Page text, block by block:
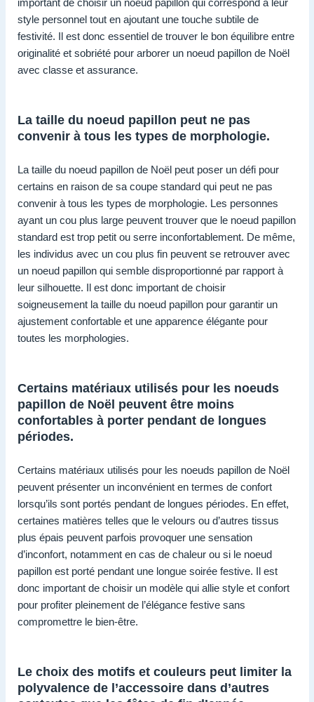
important de choisir un noeud papillon qui correspond à leur
style personnel tout en ajoutant une touche subtile de
festivité. Il est donc essentiel de trouver le bon équilibre entre
originalité et sobriété pour arborer un noeud papillon de Noël
avec classe et assurance.
La taille du noeud papillon peut ne pas
convenir à tous les types de morphologie.
La taille du noeud papillon de Noël peut poser un défi pour
certains en raison de sa coupe standard qui peut ne pas
convenir à tous les types de morphologie. Les personnes
ayant un cou plus large peuvent trouver que le noeud papillon
standard est trop petit ou serre inconfortablement. De même,
les individus avec un cou plus fin peuvent se retrouver avec
un noeud papillon qui semble disproportionné par rapport à
leur silhouette. Il est donc important de choisir
soigneusement la taille du noeud papillon pour garantir un
ajustement confortable et une apparence élégante pour
toutes les morphologies.
Certains matériaux utilisés pour les noeuds
papillon de Noël peuvent être moins
confortables à porter pendant de longues
périodes.
Certains matériaux utilisés pour les noeuds papillon de Noël
peuvent présenter un inconvénient en termes de confort
lorsqu’ils sont portés pendant de longues périodes. En effet,
certaines matières telles que le velours ou d’autres tissus
plus épais peuvent parfois provoquer une sensation
d’inconfort, notamment en cas de chaleur ou si le noeud
papillon est porté pendant une longue soirée festive. Il est
donc important de choisir un modèle qui allie style et confort
pour profiter pleinement de l’élégance festive sans
compromettre le bien-être.
Le choix des motifs et couleurs peut limiter la
polyvalence de l’accessoire dans d’autres